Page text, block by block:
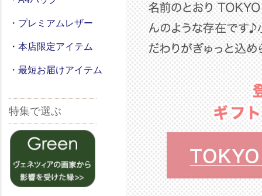
・プレミアムレザー
・本店限定アイテム
・最短お届けアイテム
特集で選ぶ